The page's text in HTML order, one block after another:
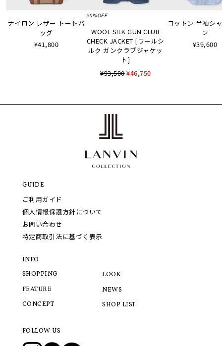
ナイロン レザー トートバ
ッグ
¥41,800
50%OFF
WOOL SILK GUN CLUB
CHECK JACKET [ウールシ
ルク ガンクラブジャケッ
ト]
¥93,500¥46,750
コットン 半袖シ
ン
¥39,600
GUIDE
ご利用ガイド
個人情報保護方針について
お問い合わせ
特定商取引法に基づく表示
INFO
SHOPPING
FEATURE
CONCEPT
LOOK
NEWS
SHOP LIST
FOLLOW US